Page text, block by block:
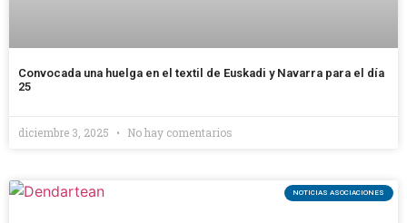
Convocada una huelga en el textil de Euskadi y Navarra para el día
25
diciembre 3, 2025 No hay comentarios
NOTICIAS ASOCIACIONES